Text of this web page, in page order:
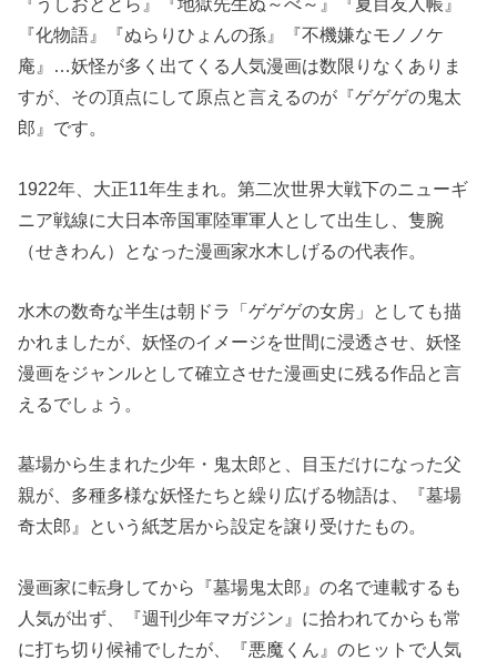
『化物語』『ぬらりひょんの孫』『不機嫌なモノノケ
庵』…妖怪が多く出てくる人気漫画は数限りなくありま
すが、その頂点にして原点と言えるのが『ゲゲゲの鬼太
郎』です。
1922年、大正11年生まれ。第二次世界大戦下のニューギ
ニア戦線に大日本帝国軍陸軍軍人として出生し、隻腕
（せきわん）となった漫画家水木しげるの代表作。
水木の数奇な半生は朝ドラ「ゲゲゲの女房」としても描
かれましたが、妖怪のイメージを世間に浸透させ、妖怪
漫画をジャンルとして確立させた漫画史に残る作品と言
えるでしょう。
墓場から生まれた少年・鬼太郎と、目玉だけになった父
親が、多種多様な妖怪たちと繰り広げる物語は、『墓場
奇太郎』という紙芝居から設定を譲り受けたもの。
漫画家に転身してから『墓場鬼太郎』の名で連載するも
人気が出ず、『週刊少年マガジン』に拾われてからも常
に打ち切り候補でしたが、『悪魔くん』のヒットで人気